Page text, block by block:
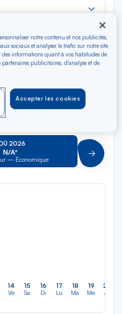
liste
la
simple
2026
N/A*
— Économique Suivant
14
Ve
15
Sa
16
Di
17
Lu
18
Ma
19
Me
20
Je
notre contenu et nos publicités,
sociaux et analyser le trafic sur notre site
informations quant à vos habitudes de
publicitaires, d'analyse et de
Accepter les cookies